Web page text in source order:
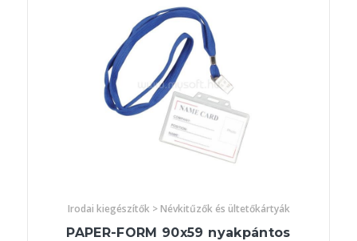
Irodai kiegészítők > Névkitűzők és ültetőkártyák
PAPER-FORM 90x59 nyakpántos